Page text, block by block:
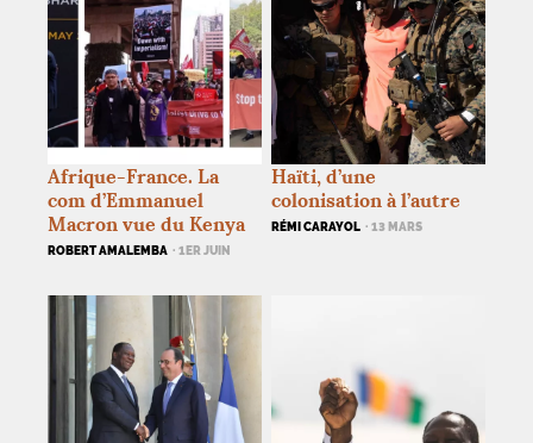
Afrique-France. La
com d’Emmanuel
Macron vue du Kenya
ROBERT AMALEMBA · 1ER JUIN
Haïti, d’une
colonisation à l’autre
RÉMI CARAYOL · 13 MARS